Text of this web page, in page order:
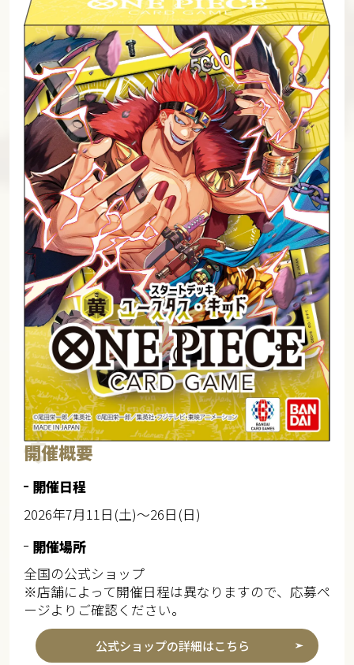
開催概要
開催日程
2026年7月11日(土)～26日(日)
開催場所
全国の公式ショップ
※店舗によって開催日程は異なりますので、応募ペ
ージよりご確認ください。
公式ショップの詳細はこちら